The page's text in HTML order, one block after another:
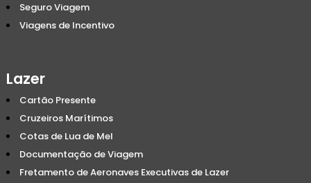
Seguro Viagem
Viagens de Incentivo
Lazer
Cartão Presente
Cruzeiros Marítimos
Cotas de Lua de Mel
Documentação de Viagem
Fretamento de Aeronaves Executivas de Lazer